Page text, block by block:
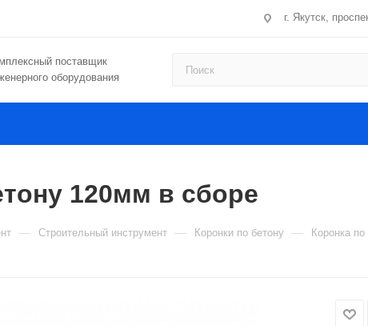
г. Якутск,
поставщик
оборудования
120мм в сборе
— Строительный инструмент — Коронки по бетону — Коронка